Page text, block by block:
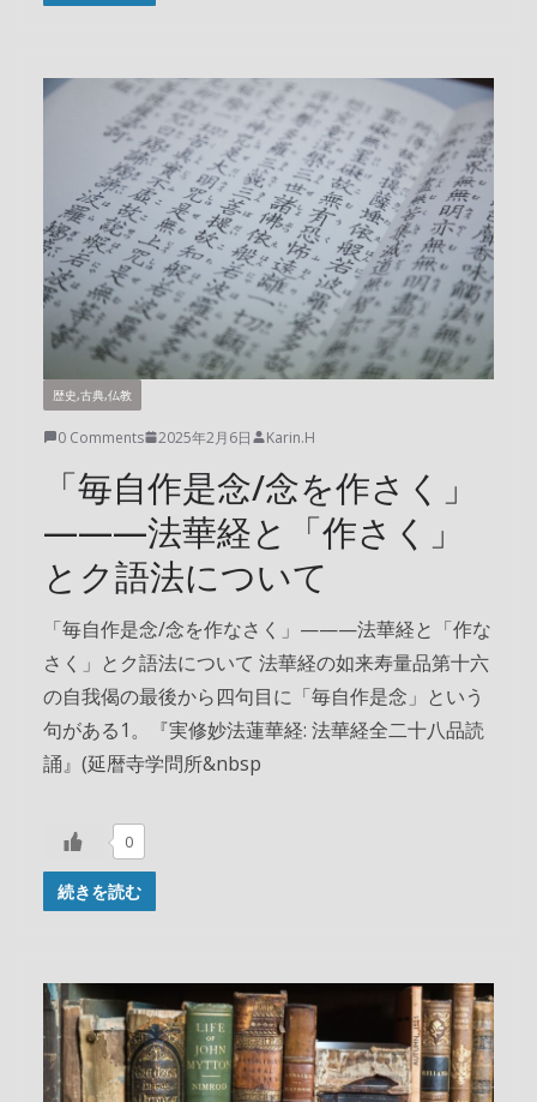
歴史,古典,仏教
0 Comments 2025年2月6日 Karin.H
「毎自作是念/念を作さく」
———法華経と「作さく」
とク語法について
「毎自作是念/念を作なさく」———法華経と「作な
さく」とク語法について 法華経の如来寿量品第十六
の自我偈の最後から四句目に「毎自作是念」という
句がある1。『実修妙法蓮華経: 法華経全二十八品読
誦』(延暦寺学問所&nbsp
0
続きを読む